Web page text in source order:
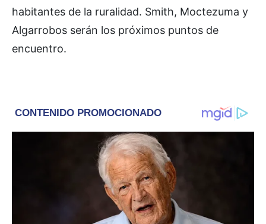
habitantes de la ruralidad. Smith, Moctezuma y
Algarrobos serán los próximos puntos de
encuentro.